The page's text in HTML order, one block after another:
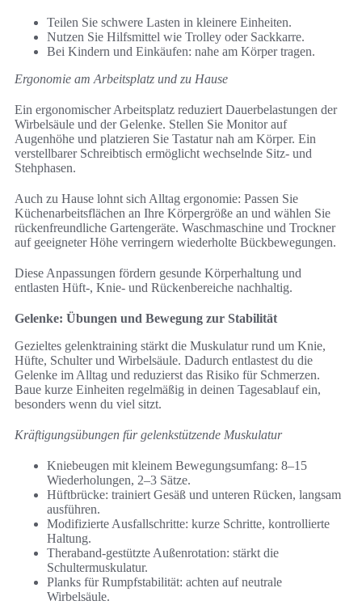
Teilen Sie schwere Lasten in kleinere Einheiten.
Nutzen Sie Hilfsmittel wie Trolley oder Sackkarre.
Bei Kindern und Einkäufen: nahe am Körper tragen.
Ergonomie am Arbeitsplatz und zu Hause
Ein ergonomischer Arbeitsplatz reduziert Dauerbelastungen der
Wirbelsäule und der Gelenke. Stellen Sie Monitor auf
Augenhöhe und platzieren Sie Tastatur nah am Körper. Ein
verstellbarer Schreibtisch ermöglicht wechselnde Sitz- und
Stehphasen.
Auch zu Hause lohnt sich Alltag ergonomie: Passen Sie
Küchenarbeitsflächen an Ihre Körpergröße an und wählen Sie
rückenfreundliche Gartengeräte. Waschmaschine und Trockner
auf geeigneter Höhe verringern wiederholte Bückbewegungen.
Diese Anpassungen fördern gesunde Körperhaltung und
entlasten Hüft-, Knie- und Rückenbereiche nachhaltig.
Gelenke: Übungen und Bewegung zur Stabilität
Gezieltes gelenktraining stärkt die Muskulatur rund um Knie,
Hüfte, Schulter und Wirbelsäule. Dadurch entlastest du die
Gelenke im Alltag und reduzierst das Risiko für Schmerzen.
Baue kurze Einheiten regelmäßig in deinen Tagesablauf ein,
besonders wenn du viel sitzt.
Kräftigungsübungen für gelenkstützende Muskulatur
Kniebeugen mit kleinem Bewegungsumfang: 8–15
Wiederholungen, 2–3 Sätze.
Hüftbrücke: trainiert Gesäß und unteren Rücken, langsam
ausführen.
Modifizierte Ausfallschritte: kurze Schritte, kontrollierte
Haltung.
Theraband-gestützte Außenrotation: stärkt die
Schultermuskulatur.
Planks für Rumpfstabilität: achten auf neutrale
Wirbelsäule.